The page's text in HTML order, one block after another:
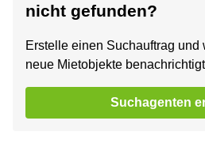
nicht gefunden?
Erstelle einen Suchauftrag und
neue Mietobjekte
Suchagenten